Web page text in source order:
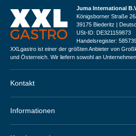
Juma International
Königsborner Straße
39175 Biederitz |
USt-ID: DE321159873
Handelsregister:
XXLgastro ist einer der größten Anbieter von
und Österreich. Wir liefern sowohl an
Kontakt
Informationen